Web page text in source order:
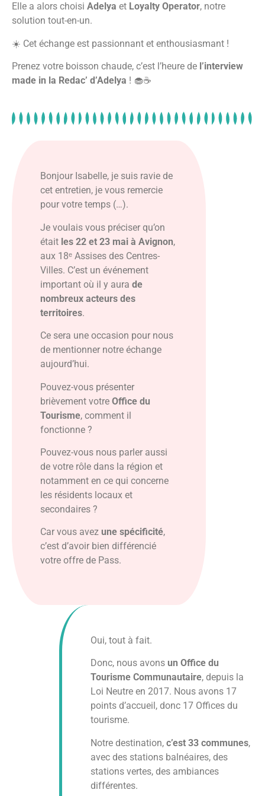
Elle a alors choisi Adelya et Loyalty Operator, notre
solution tout-en-un.
☀️ Cet échange est passionnant et enthousiasmant !
Prenez votre boisson chaude, c’est l’heure de l’interview
made in la Redac’ d’Adelya ! 🧁☕
Bonjour Isabelle, je suis ravie de
cet entretien, je vous remercie
pour votre temps (…).
Je voulais vous préciser qu’on
était les 22 et 23 mai à Avignon,
aux 18ᵉ Assises des Centres-
Villes. C’est un événement
important où il y aura de
nombreux acteurs des
territoires.
Ce sera une occasion pour nous
de mentionner notre échange
aujourd’hui.
Pouvez-vous présenter
brièvement votre Office du
Tourisme, comment il
fonctionne ?
Pouvez-vous nous parler aussi
de votre rôle dans la région et
notamment en ce qui concerne
les résidents locaux et
secondaires ?
Car vous avez une spécificité,
c’est d’avoir bien différencié
votre offre de Pass.
Oui, tout à fait.
Donc, nous avons un Office du
Tourisme Communautaire, depuis la
Loi Neutre en 2017. Nous avons 17
points d’accueil, donc 17 Offices du
tourisme.
Notre destination, c’est 33 communes,
avec des stations balnéaires, des
stations vertes, des ambiances
différentes.